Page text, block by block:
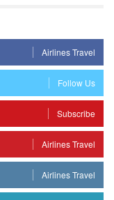
Airlines Travel
Follow Us
Subscribe
Airlines Travel
Airlines Travel